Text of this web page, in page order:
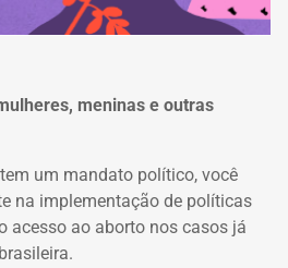
meninas e outras
um mandato político, você
na implementação de políticas
acesso ao aborto nos casos já